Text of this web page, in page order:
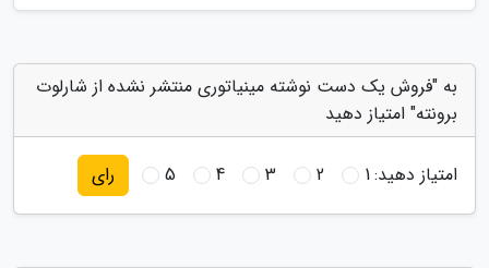
به "فروش یک دست نوشته مینیاتوری منتشر نشده از شارلوت
برونته" امتیاز دهید
امتیاز دهید:1
2
3
4
5 رای